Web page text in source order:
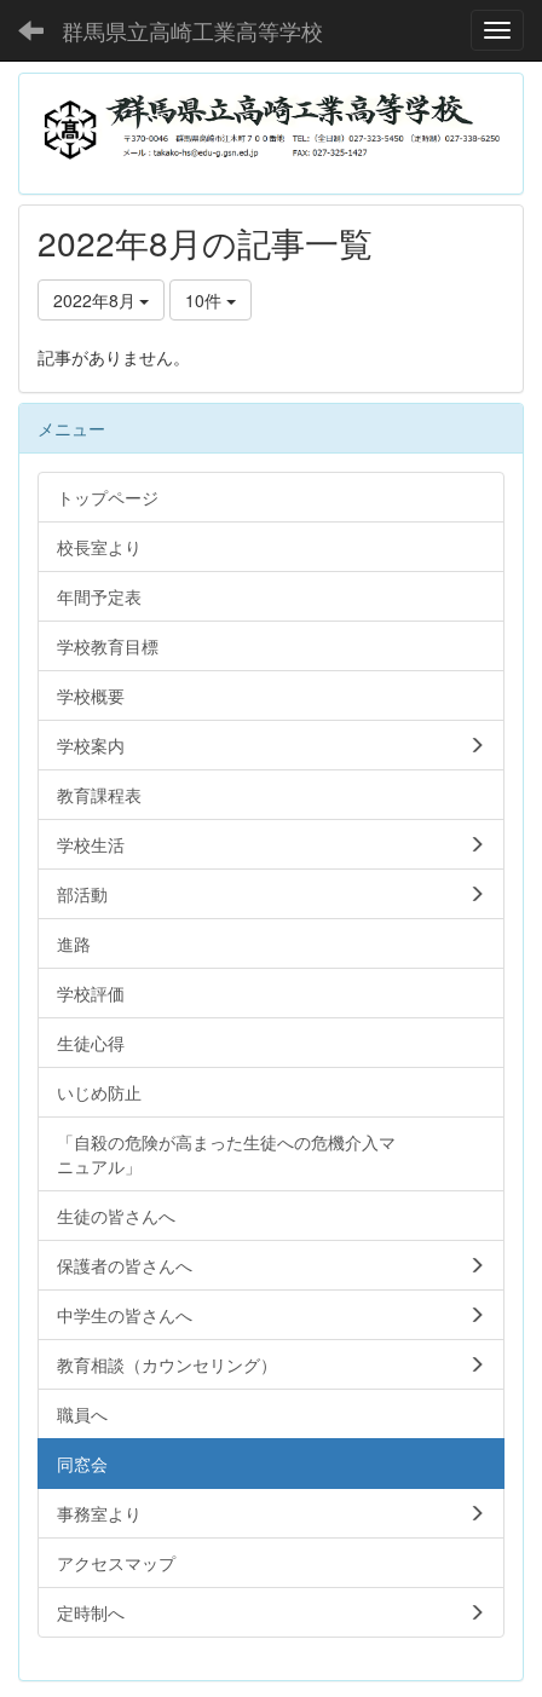
群馬県立高崎工業高等学校
2022年8月の記事一覧
2022年8月 10件
記事がありません。
メニュー
トップページ
校長室より
年間予定表
学校教育目標
学校概要
学校案内
教育課程表
学校生活
部活動
進路
学校評価
生徒心得
いじめ防止
「自殺の危険が高まった生徒への危機介入マ
ニュアル」
生徒の皆さんへ
保護者の皆さんへ
中学生の皆さんへ
教育相談（カウンセリング）
職員へ
同窓会
事務室より
アクセスマップ
定時制へ